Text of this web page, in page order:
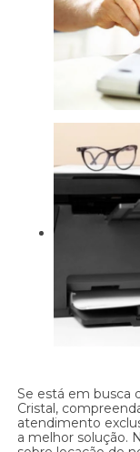
Se está em busca
Cristal,
atendimento
a melhor solução.